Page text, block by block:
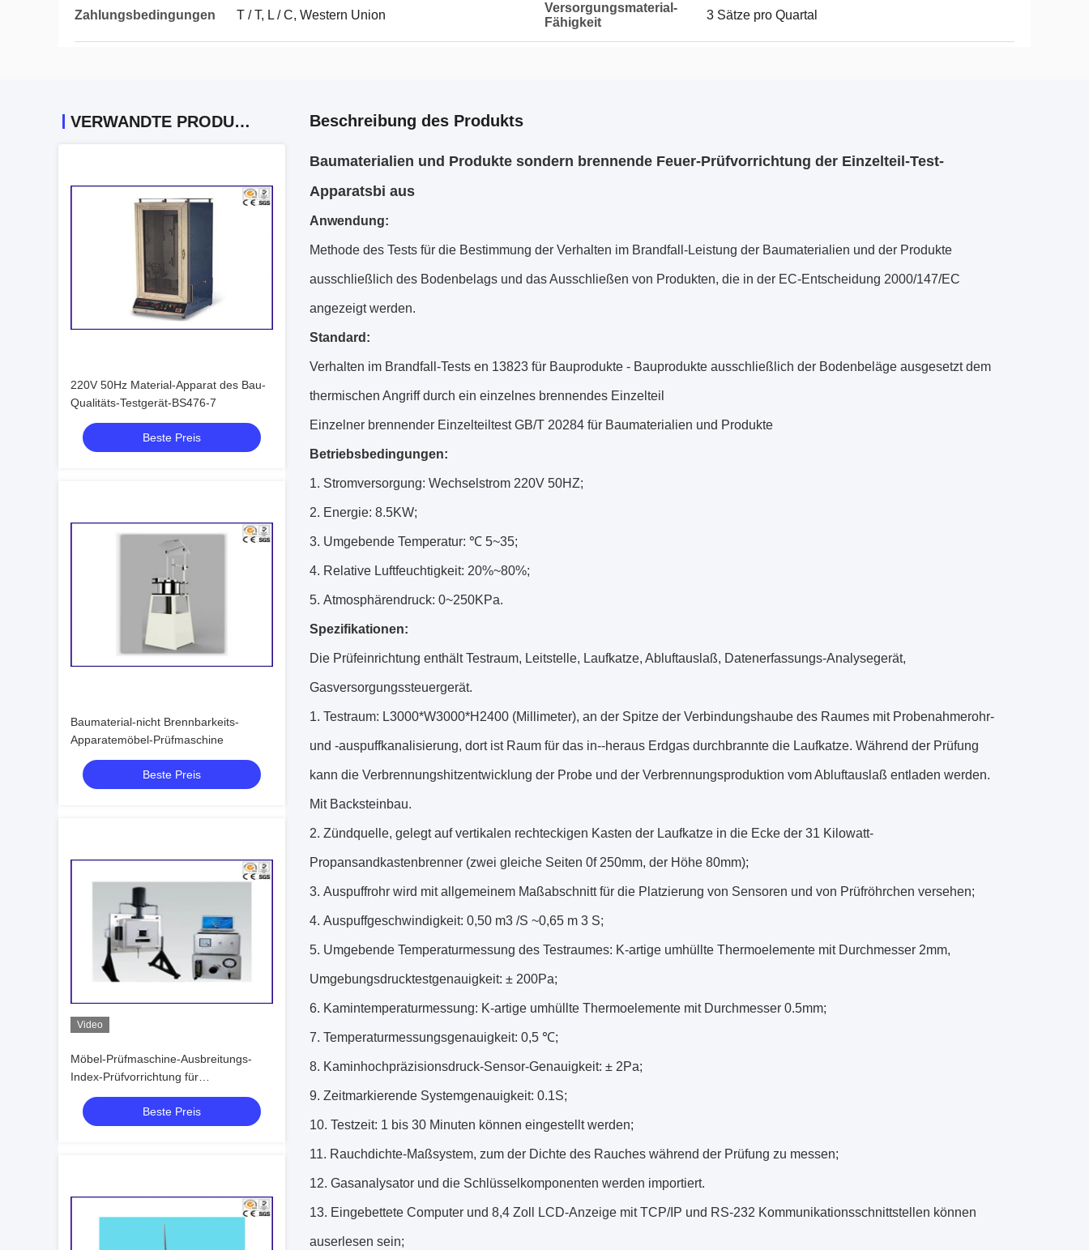
Zahlungsbedingungen T / T, L / C, Western Union
Versorgungsmaterial-
Fähigkeit
3 Sätze pro Quartal
VERWANDTE PRODUKTE
220V 50Hz Material-Apparat des Bau-
Qualitäts-Testgerät-BS476-7
Beste Preis
Baumaterial-nicht Brennbarkeits-
Apparatemöbel-Prüfmaschine
Beste Preis
Video
Möbel-Prüfmaschine-Ausbreitungs-
Index-Prüfvorrichtung für
Baumaterialien und Strukturen
Beste Preis
Beschreibung des Produkts
Baumaterialien und Produkte sondern brennende Feuer-Prüfvorrichtung der Einzelteil-Test-
Apparatsbi aus
Anwendung:
Methode des Tests für die Bestimmung der Verhalten im Brandfall-Leistung der Baumaterialien und der Produkte
ausschließlich des Bodenbelags und das Ausschließen von Produkten, die in der EC-Entscheidung 2000/147/EC
angezeigt werden.
Standard:
Verhalten im Brandfall-Tests en 13823 für Bauprodukte - Bauprodukte ausschließlich der Bodenbeläge ausgesetzt dem
thermischen Angriff durch ein einzelnes brennendes Einzelteil
Einzelner brennender Einzelteiltest GB/T 20284 für Baumaterialien und Produkte
Betriebsbedingungen:
1. Stromversorgung: Wechselstrom 220V 50HZ;
2. Energie: 8.5KW;
3. Umgebende Temperatur: ℃ 5~35;
4. Relative Luftfeuchtigkeit: 20%~80%;
5. Atmosphärendruck: 0~250KPa.
Spezifikationen:
Die Prüfeinrichtung enthält Testraum, Leitstelle, Laufkatze, Abluftauslaß, Datenerfassungs-Analysegerät,
Gasversorgungssteuergerät.
1. Testraum: L3000*W3000*H2400 (Millimeter), an der Spitze der Verbindungshaube des Raumes mit Probenahmerohr-
und -auspuffkanalisierung, dort ist Raum für das in--heraus Erdgas durchbrannte die Laufkatze. Während der Prüfung
kann die Verbrennungshitzentwicklung der Probe und der Verbrennungsproduktion vom Abluftauslaß entladen werden.
Mit Backsteinbau.
2. Zündquelle, gelegt auf vertikalen rechteckigen Kasten der Laufkatze in die Ecke der 31 Kilowatt-
Propansandkastenbrenner (zwei gleiche Seiten 0f 250mm, der Höhe 80mm);
3. Auspuffrohr wird mit allgemeinem Maßabschnitt für die Platzierung von Sensoren und von Prüfröhrchen versehen;
4. Auspuffgeschwindigkeit: 0,50 m3 /S ~0,65 m 3 S;
5. Umgebende Temperaturmessung des Testraumes: K-artige umhüllte Thermoelemente mit Durchmesser 2mm,
Umgebungsdrucktestgenauigkeit: ± 200Pa;
6. Kamintemperaturmessung: K-artige umhüllte Thermoelemente mit Durchmesser 0.5mm;
7. Temperaturmessungsgenauigkeit: 0,5 ℃;
8. Kaminhochpräzisionsdruck-Sensor-Genauigkeit: ± 2Pa;
9. Zeitmarkierende Systemgenauigkeit: 0.1S;
10. Testzeit: 1 bis 30 Minuten können eingestellt werden;
11. Rauchdichte-Maßsystem, zum der Dichte des Rauches während der Prüfung zu messen;
12. Gasanalysator und die Schlüsselkomponenten werden importiert.
13. Eingebettete Computer und 8,4 Zoll LCD-Anzeige mit TCP/IP und RS-232 Kommunikationsschnittstellen können
auserlesen sein;